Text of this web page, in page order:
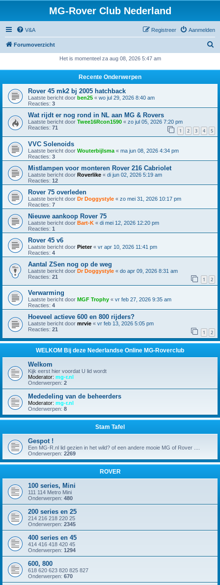
MG-Rover Club Nederland
V&A Aanmelden
Registreer
Forumoverzicht
Het is momenteel za aug 08, 2026 5:47 am
Recente Onderwerpen
Rover 45 mk2 bj 2005 hatchback
Laatste bericht door ben25 « wo jul 29, 2026 8:40 am
Reacties: 3
Wat rijdt er nog rond in NL aan MG & Rovers
Laatste bericht door Twee16Rcon1590 « zo jul 05, 2026 7:20 pm
Reacties: 71 1 2 3 4 5
VVC Solenoids
Laatste bericht door Wouterbijlsma « ma jun 08, 2026 4:34 pm
Reacties: 3
Mistlampen voor monteren Rover 216 Cabriolet
Laatste bericht door Roverlike « di jun 02, 2026 5:19 am
Reacties: 12
Rover 75 overleden
Laatste bericht door Dr Doggystyle « zo mei 31, 2026 10:17 pm
Reacties: 7
Nieuwe aankoop Rover 75
Laatste bericht door Bart-K « di mei 12, 2026 12:20 pm
Reacties: 1
Rover 45 v6
Laatste bericht door Pieter« vr apr 10, 2026 11:41 pm
Reacties: 4
Aantal ZSen nog op de weg
Laatste bericht door Dr Doggystyle « do apr 09, 2026 8:31 am
Reacties: 21 1 2
Verwarming
Laatste bericht door MGF Trophy « vr feb 27, 2026 9:35 am
Reacties: 4
Hoeveel actieve 600 en 800 rijders?
Laatste bericht door mrvie « vr feb 13, 2026 5:05 pm
Reacties: 21 1 2
WELKOM Bij deze Nederlandse Online MG-Roverclub
Welkom
Kijk eerst hier voordat U lid wordt
Moderator: mg-r.nl
Onderwerpen: 2
Mededeling van de beheerders
Moderator: mg-r.nl
Onderwerpen: 8
Stam Tafel
Gespot !
Een MG-R.nl lid gezien in het wild? of een andere mooie MG of Rover ....
Onderwerpen: 2269
ROVER
100 series, Mini
111 114 Metro Mini
Onderwerpen: 480
200 series en 25
214 216 218 220 25
Onderwerpen: 2345
400 series en 45
414 416 418 420 45
Onderwerpen: 1294
600, 800
618 620 623 820 825 827
Onderwerpen: 670